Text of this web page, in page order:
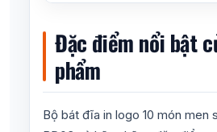
Đặc điểm nổi bật
phẩm
Bộ bát đĩa in logo 10 món men